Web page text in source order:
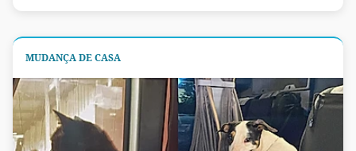
MUDANÇA DE CASA